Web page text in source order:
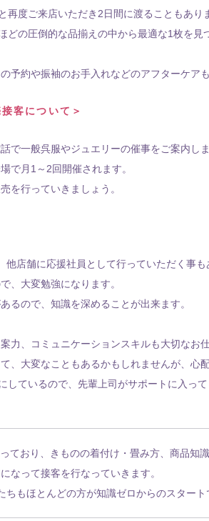
度ご来店いただき2日間に渡ることもあり
どの圧倒的な品揃えの中から最適な1枚を
予約や振袖のお手入れなどのアフターケア
客について＞
で一般呉服やジュエリーの催事をご案内しま
で月1～2回開催されます。
を行っていきましょう。
他店舗に応援社員として行っていただく事も
、大変勉強になります。
るので、知識を深めることが出来ます。
力、コミュニケーションスキルも大切なお
、大変なこともあるかもしれませんが、心
しているので、先輩上司がサポートに入っ
ており、きものの着付け・畳み方、商品知
なって接客を行なっていきます。
もほとんどの方が知識ゼロからのスタート